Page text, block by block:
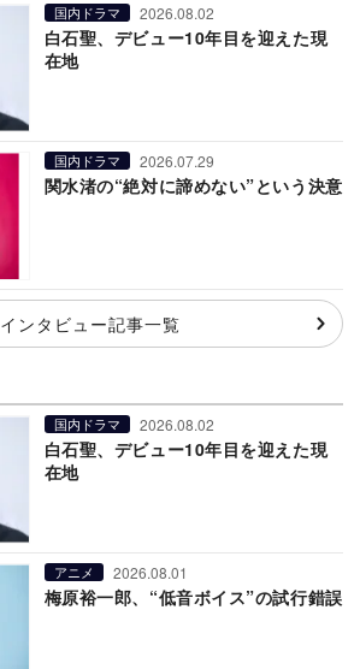
国内ドラマ 2026.08.02
白石聖、デビュー10年目を迎えた現
在地
国内ドラマ 2026.07.29
関水渚の“絶対に諦めない”という決意
インタビュー記事一覧
国内ドラマ 2026.08.02
白石聖、デビュー10年目を迎えた現
在地
アニメ 2026.08.01
梅原裕一郎、“低音ボイス”の試行錯誤